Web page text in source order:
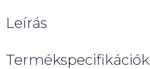
Leírás
Termékspecifikációk